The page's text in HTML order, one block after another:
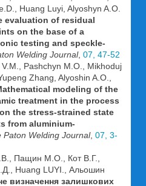
Huang Luyi, Alyoshyn A.O.
evaluation of residual
on the base of a
testing and speckle-
Welding Journal, 07, 47-52
Pashchyn M.O., Mikhoduj
Zhang, Alyoshin A.O.,
modeling of the
treatment in the process
the stress-strained state
from aluminium-
Paton Welding Journal, 07, 3-
Пащин М.О., Кот В.Г.,
Huang LUYI., Альошин
визначення залишкових